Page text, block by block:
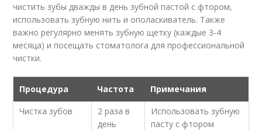
чистить зубы дважды в день зубной пастой с фтором,
использовать зубную нить и ополаскиватель. Также
важно регулярно менять зубную щетку (каждые 3-4
месяца) и посещать стоматолога для профессиональной
чистки.
Процедура Частота
Примечания
Чистка зубов
2 раза в
день
Использовать зубную
пасту с фтором